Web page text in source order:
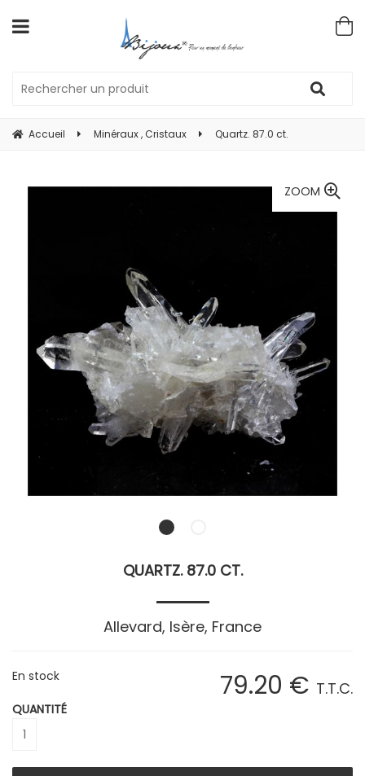
Accueil Minéraux , Cristaux Quartz. 87.0 ct.
ZOOM
QUARTZ. 87.0 CT.
Allevard, Isère, France
79.20 € T.T.C.
En stock
QUANTITÉ